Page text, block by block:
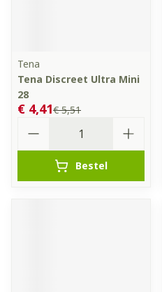
Tena
Tena Discreet Ultra Mini
28
€ 5,51
€ 4,41
Bestel